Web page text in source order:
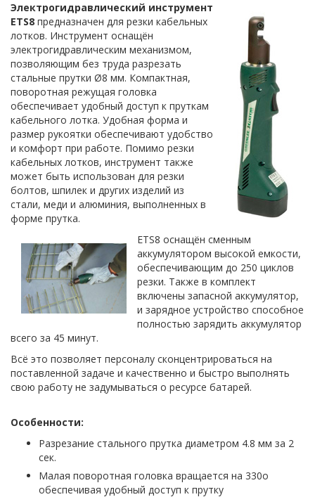
Электрогидравлический инструмент
ETS8 предназначен для резки кабельных
лотков. Инструмент оснащён
электрогидравлическим механизмом,
позволяющим без труда разрезать
стальные прутки Ø8 мм. Компактная,
поворотная режущая головка
обеспечивает удобный доступ к пруткам
кабельного лотка. Удобная форма и
размер рукоятки обеспечивают удобство
и комфорт при работе. Помимо резки
кабельных лотков, инструмент также
может быть использован для резки
болтов, шпилек и других изделий из
стали, меди и алюминия, выполненных в
форме прутка.
ETS8 оснащён сменным
аккумулятором высокой емкости,
обеспечивающим до 250 циклов
резки. Также в комплект
включены запасной аккумулятор,
и зарядное устройство способное
полностью зарядить аккумулятор
всего за 45 минут.
Всё это позволяет персоналу сконцентрироваться на
поставленной задаче и качественно и быстро выполнять
свою работу не задумываться о ресурсе батарей.
Особенности:
Разрезание стального прутка диаметром 4.8 мм за 2
сек.
Малая поворотная головка вращается на 330о
обеспечивая удобный доступ к прутку